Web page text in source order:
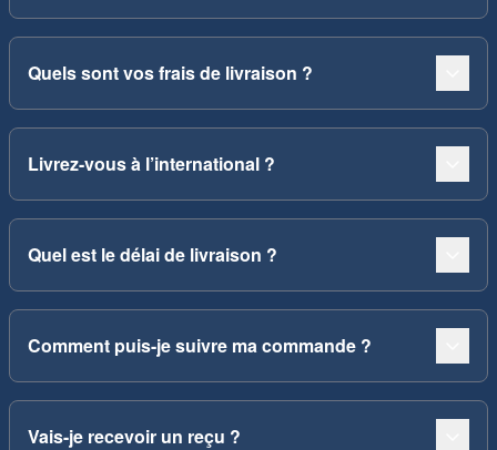
Quels sont vos frais de livraison ?
Livrez-vous à l’international ?
Quel est le délai de livraison ?
Comment puis-je suivre ma commande ?
Vais-je recevoir un reçu ?